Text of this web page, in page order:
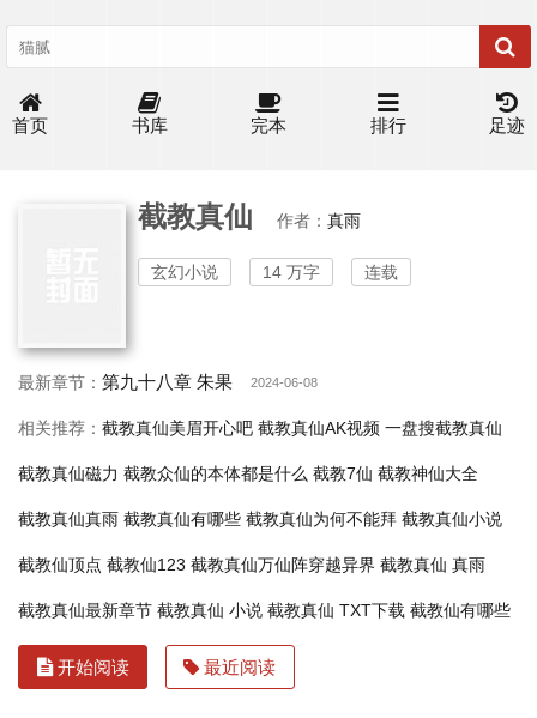
首页 书库 完本 排行 足迹
截教真仙 作者： 真雨
玄幻小说 14 万字 连载
最新章节： 第九十八章 朱果 2024-06-08
相关推荐： 截教真仙美眉开心吧 截教真仙AK视频 一盘搜截教真仙
截教真仙磁力 截教众仙的本体都是什么 截教7仙 截教神仙大全
截教真仙真雨 截教真仙有哪些 截教真仙为何不能拜 截教真仙小说
截教仙顶点 截教仙123 截教真仙万仙阵穿越异界 截教真仙 真雨
截教真仙最新章节 截教真仙 小说 截教真仙 TXT下载 截教仙有哪些
开始阅读 最近阅读